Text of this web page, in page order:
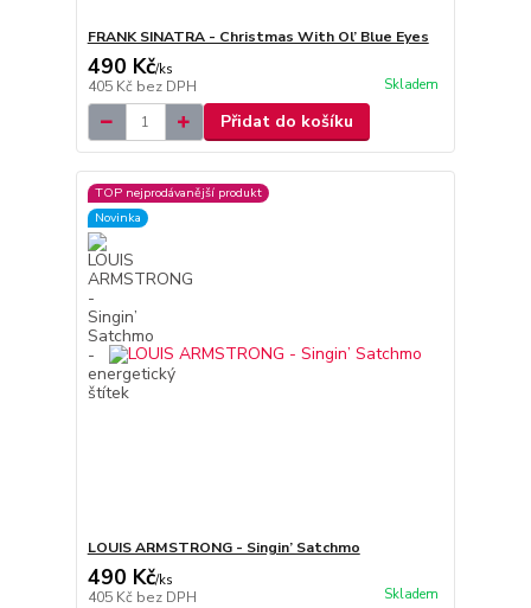
FRANK SINATRA - Christmas With Ol’ Blue Eyes
490 Kč/ks
405 Kč bez DPH Skladem
Přidat do košíku
TOP nejprodávanější produkt
Novinka
LOUIS ARMSTRONG - Singin’ Satchmo
490 Kč/ks
405 Kč bez DPH Skladem